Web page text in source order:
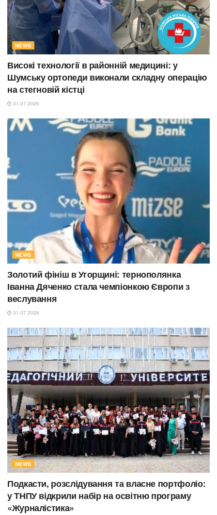
NEWS
Високі технології в районній медицині: у
Шумську ортопеди виконали складну операцію
на стегновій кістці
31.07.2026
NEWS
Золотий фініш в Угорщині: тернополянка
Іванна Дяченко стала чемпіонкою Європи з
веслування
31.07.2026
NEWS
Подкасти, розслідування та власне портфоліо:
у ТНПУ відкрили набір на освітню програму
«Журналістика»